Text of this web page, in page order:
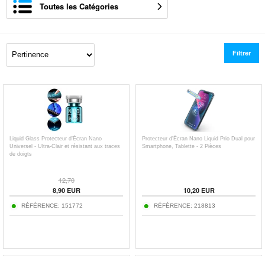
Toutes les Catégories
Filtrer
Liquid Glass Protecteur d’Écran Nano
Universel - Ultra-Clair et résistant aux traces
de doigts
12,70
8,90EUR
RÉFÉRENCE: 151772
Protecteur d'Écran Nano Liquid Prio Dual pour
Smartphone, Tablette - 2 Pièces
10,20EUR
RÉFÉRENCE: 218813